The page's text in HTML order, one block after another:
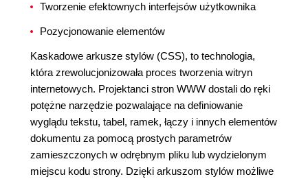
Tworzenie efektownych interfejsów użytkownika
Pozycjonowanie elementów
Kaskadowe arkusze stylów (CSS), to technologia,
która zrewolucjonizowała proces tworzenia witryn
internetowych. Projektanci stron WWW dostali do ręki
potężne narzędzie pozwalające na definiowanie
wyglądu tekstu, tabel, ramek, łączy i innych elementów
dokumentu za pomocą prostych parametrów
zamieszczonych w odrębnym pliku lub wydzielonym
miejscu kodu strony. Dzięki arkuszom stylów możliwe